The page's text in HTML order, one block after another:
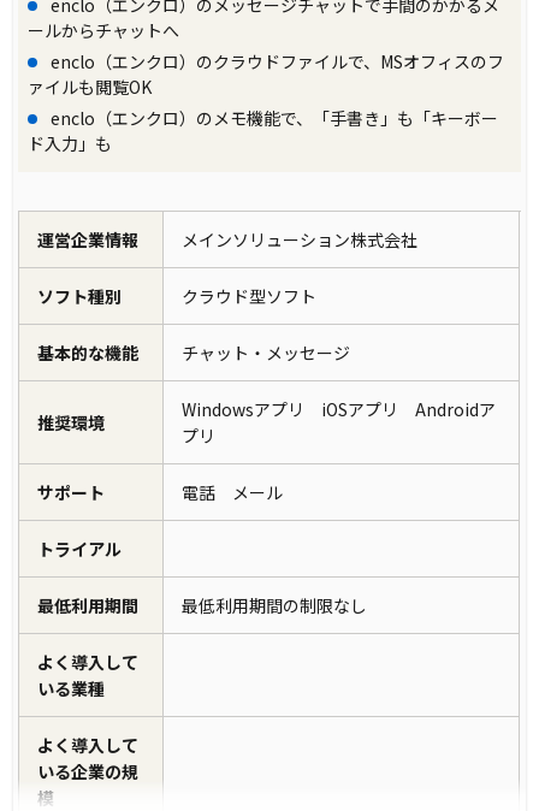
ールからチャットへ
enclo（エンクロ）のクラウドファイルで、MSオフィスのフ
ァイルも閲覧OK
enclo（エンクロ）のメモ機能で、「手書き」も「キーボー
ド入力」も
運営企業情報 メインソリューション株式会社
ソフト種別 クラウド型ソフト
基本的な機能 チャット・メッセージ
推奨環境
Windowsアプリ iOSアプリ Androidア
プリ
サポート 電話 メール
トライアル
最低利用期間 最低利用期間の制限なし
よく導入して
いる業種
よく導入して
いる企業の規
模